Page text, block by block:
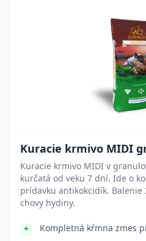
Kuracie krmivo MIDI
Kuracie krmivo MIDI v
kurčatá od veku 7 dní. Ide o
prídavku antikokcidík. Balenie
chovy hydiny.
Kompletná kŕmna zmes